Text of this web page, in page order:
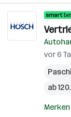
vor 6
ab
Merken